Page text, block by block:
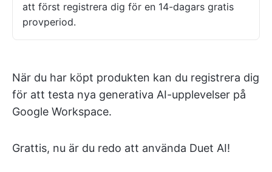
att först registrera dig för en 14-dagars gratis
provperiod.
När du har köpt produkten kan du registrera dig
för att testa nya generativa AI-upplevelser på
Google Workspace.
Grattis, nu är du redo att använda Duet AI!